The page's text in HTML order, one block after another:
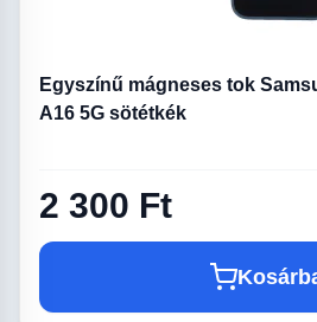
Egyszínű mágneses tok
A16 5G sötétkék
2 300 Ft